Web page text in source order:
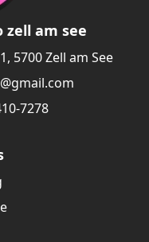
zell am see
5700 Zell am See
7278